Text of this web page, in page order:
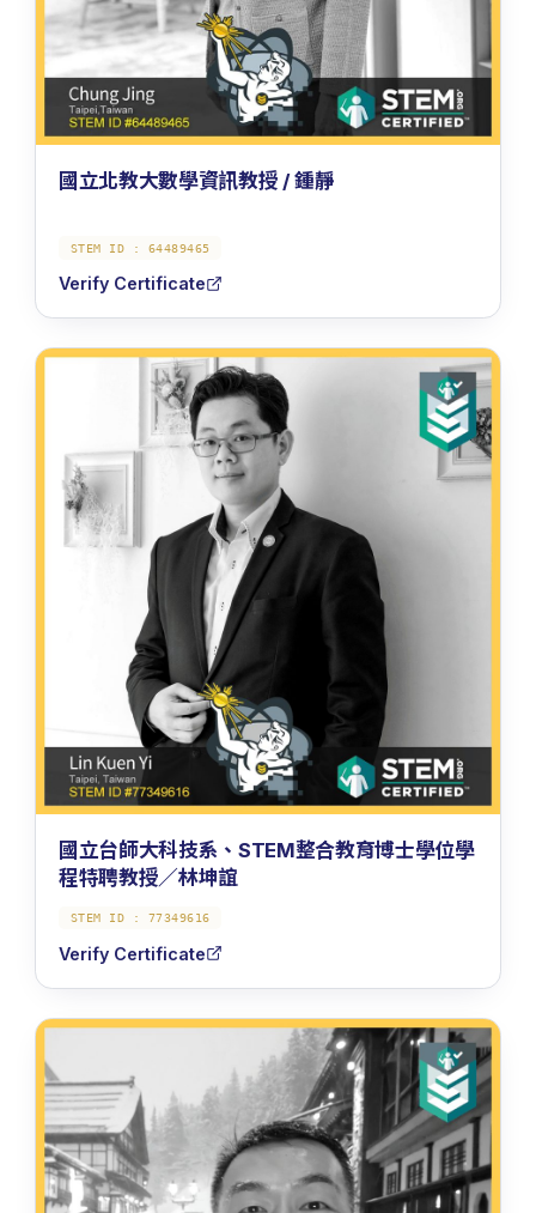
國立北教大數學資訊教授 / 鍾靜
STEM ID : 64489465
Verify Certificate
國立台師大科技系、STEM整合教育博士學位學
程特聘教授／林坤誼
STEM ID : 77349616
Verify Certificate